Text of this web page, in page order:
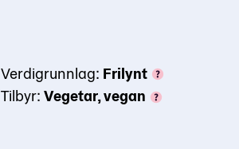
Verdigrunnlag: Frilynt
Tilbyr: Vegetar, vegan